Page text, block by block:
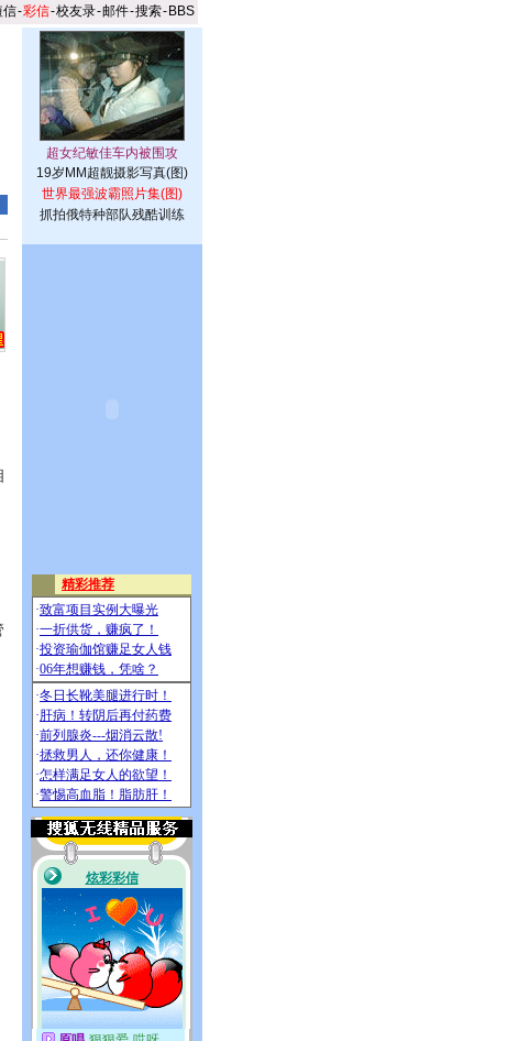
信-彩信-校友录-邮件-搜索- BBS
19岁MM超靓摄影写真(图)
世界最强波霸照片集(图)
抓拍俄特种部队残酷训练